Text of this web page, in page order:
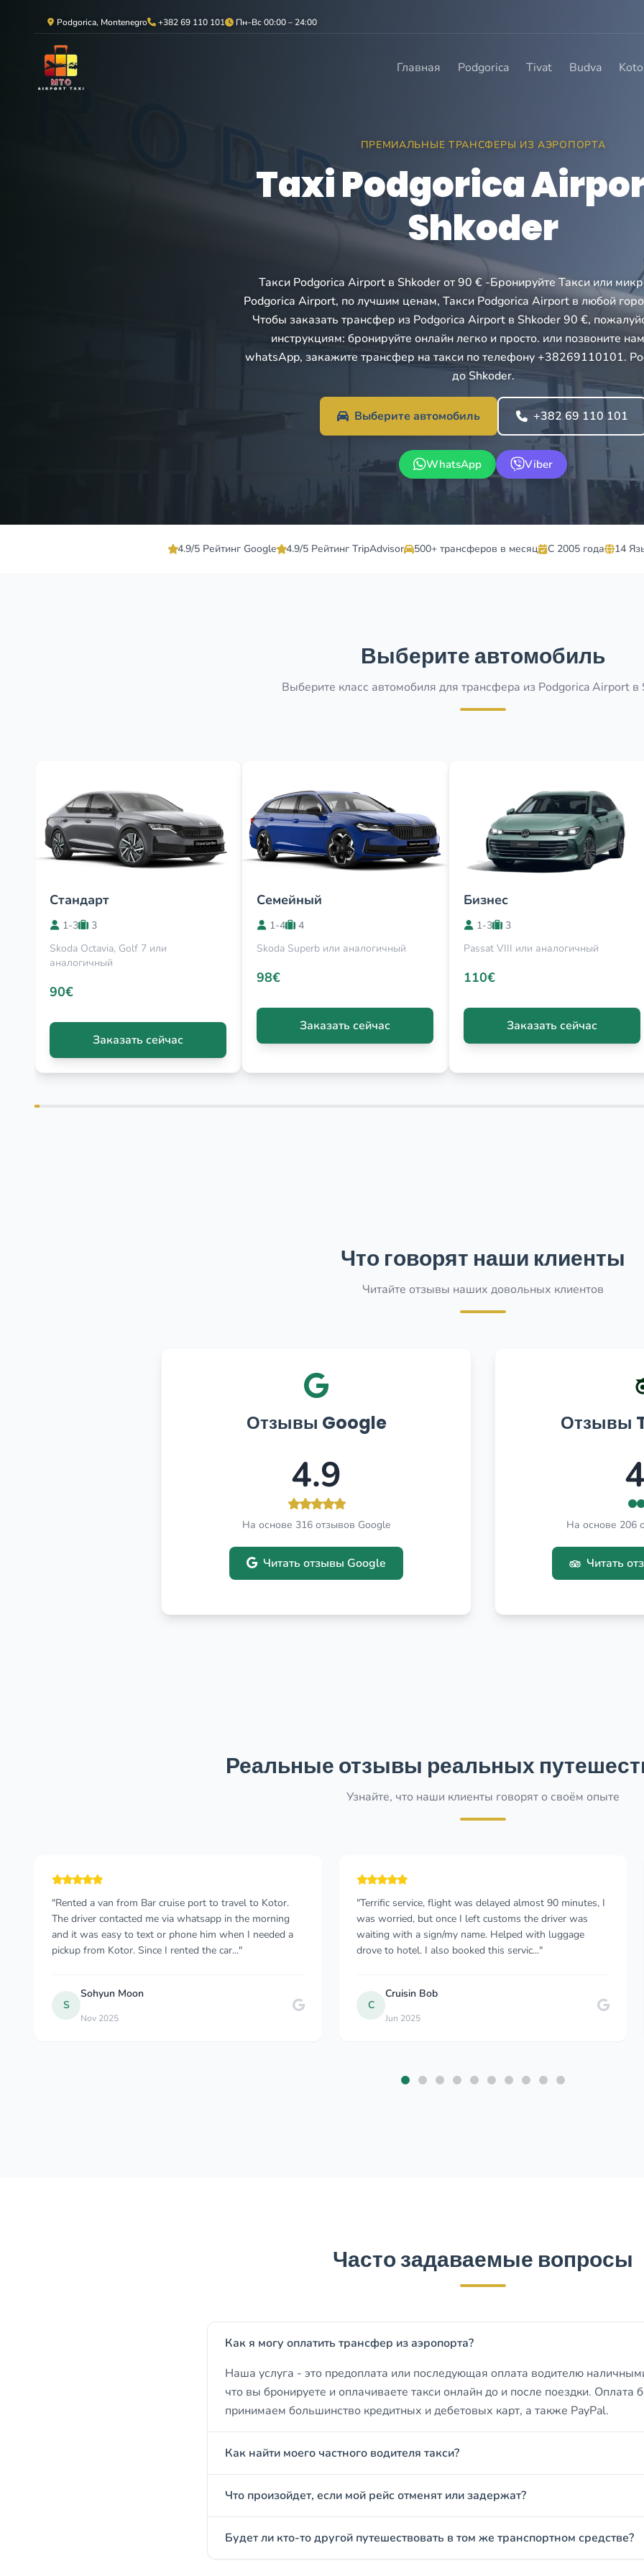
Podgorica, Montenegro +382 69 110 101 Пн–Вс 00:00 – 24:00
Главная Podgorica Tivat Budva
ПРЕМИАЛЬНЫЕ ТРАНСФЕРЫ ИЗ АЭРОПОРТА
Taxi Podgorica
Shkoder
Такси Podgorica Airport в Shkoder от 90 € -Бронируйте Такси или
Podgorica Airport, по лучшим ценам, Такси Podgorica Airport в любой
Чтобы заказать трансфер из Podgorica Airport в Shkoder 90 €,
инструкциям: бронируйте онлайн легко и просто. или позвоните
whatsApp, закажите трансфер на такси по телефону +38269110101.
до Shkoder.
Выберите автомобиль +382 69 110 101
WhatsApp Viber
4.9/5 Рейтинг Google 4.9/5 Рейтинг TripAdvisor 500+ трансферов в месяц С 2005 года 14
Выберите автомобиль
Выберите класс автомобиля для трансфера из Podgorica Airport в
Стандарт
1-3
3
Skoda Octavia, Golf 7 или
аналогичный
90€
Заказать сейчас
Семейный
1-4
4
Skoda Superb или аналогичный
98€
Заказать сейчас
Бизнес
1-3
3
Passat VIII или аналогичный
110€
Заказать сейчас
Что говорят наши клиенты
Читайте отзывы наших довольных клиентов
Отзывы Google
4.9
На основе 316 отзывов Google
Читать отзывы Google
Отзывы
На основе 206
Читать
Реальные отзывы реальных
Узнайте, что наши клиенты говорят о своём опыте
"Terrific service, flight was delayed almost 90 minutes, I
was worried, but once I left customs the driver was
waiting with a sign/my name. Helped with luggage
drove to hotel. I also booked this servic..."
C
Cruisin Bob
Jun 2025
"It was so great after flight delayed for 3 hours seeing
the pickup driver holding my name waiting. Such an
excellent driver -it’s so crucial on all the mountain roads
of Montenegro especially during f..."
N
NANA LU
Sep 2024
Часто задаваемые вопросы
Как я могу оплатить трансфер из аэропорта?
Наша услуга - это предоплата или последующая оплата водителю
что вы бронируете и оплачиваете такси онлайн до и после поездки. Оплата
принимаем большинство кредитных и дебетовых карт, а также PayPal.
Как найти моего частного водителя такси?
Что произойдет, если мой рейс отменят или задержат?
Будет ли кто-то другой путешествовать в том же транспортном средстве?